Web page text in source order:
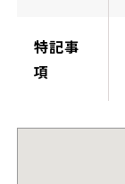
特記事
項